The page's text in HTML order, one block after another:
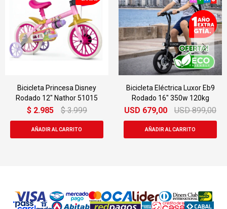
Bicicleta Princesa Disney
Rodado 12" Nathor 51015
$ 2.985 $ 3.999
Bicicleta Eléctrica Luxor Eb9
Rodado 16" 350w 120kg
USD 679,00 USD 899,00